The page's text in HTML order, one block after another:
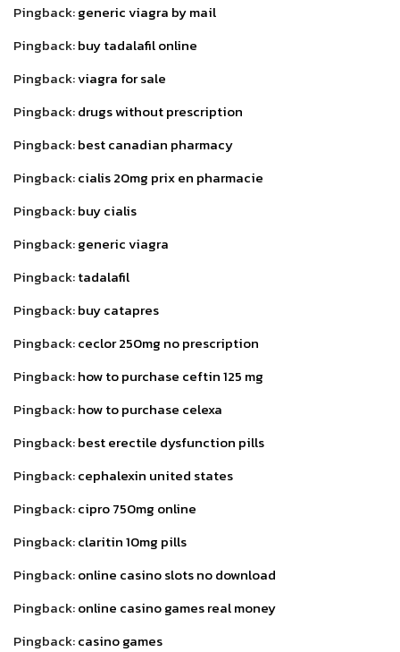
Pingback:generic viagra by mail
Pingback:buy tadalafil online
Pingback:viagra for sale
Pingback:drugs without prescription
Pingback:best canadian pharmacy
Pingback:cialis 20mg prix en pharmacie
Pingback:buy cialis
Pingback:generic viagra
Pingback:tadalafil
Pingback:buy catapres
Pingback:ceclor 250mg no prescription
Pingback:how to purchase ceftin 125 mg
Pingback:how to purchase celexa
Pingback:best erectile dysfunction pills
Pingback:cephalexin united states
Pingback:cipro 750mg online
Pingback:claritin 10mg pills
Pingback:online casino slots no download
Pingback:online casino games real money
Pingback:casino games